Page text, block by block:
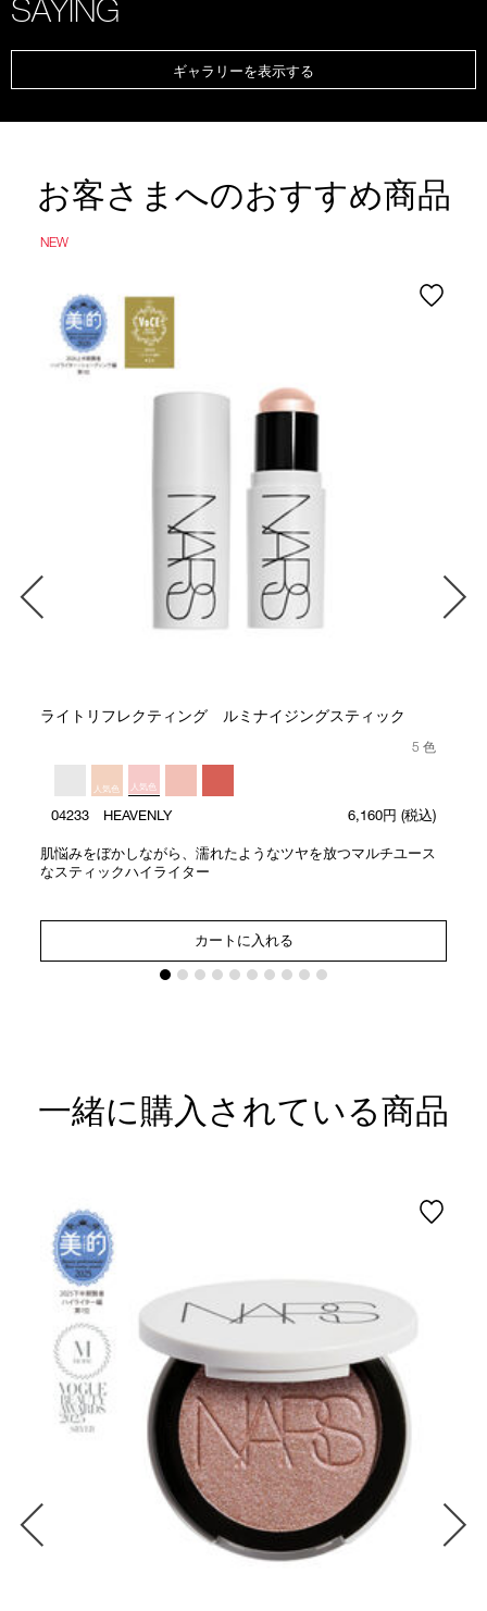
SAYING
ギャラリーを表示する
お客さまへのおすすめ商品
NEW
ライトリフレクティング ルミナイジングスティック
5 色
人気色 人気色
04233 HEAVENLY 6,160円 (税込)
肌悩みをぼかしながら、濡れたようなツヤを放つマルチユース
なスティックハイライター
カートに入れる
一緒に購入されている商品